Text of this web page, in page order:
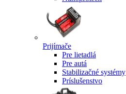
Prijímače
Pre lietadlá
Pre autá
Stabilizačné systémy
Príslušenstvo